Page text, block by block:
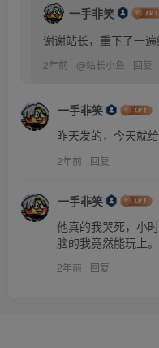
一手非笑
谢谢站长，重下了一
2年前 @站长小鱼 回复
一手非笑
昨天发的，今天就
2年前 回复
一手非笑
他真的我哭死，小
脑的我竟然能玩上。
2年前 回复